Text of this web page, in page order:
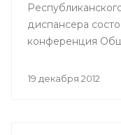
диспансера
конференция
19 декабря 2012